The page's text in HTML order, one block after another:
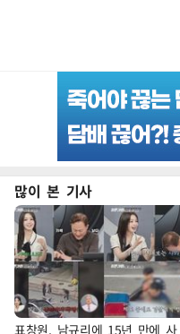
많이 본 기사
표창원, 남규리에 15년 만에 사